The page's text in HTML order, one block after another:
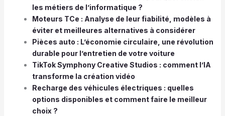
les métiers de l’informatique ?
Moteurs TCe : Analyse de leur fiabilité, modèles à
éviter et meilleures alternatives à considérer
Pièces auto : L’économie circulaire, une révolution
durable pour l’entretien de votre voiture
TikTok Symphony Creative Studios : comment l’IA
transforme la création vidéo
Recharge des véhicules électriques : quelles
options disponibles et comment faire le meilleur
choix ?